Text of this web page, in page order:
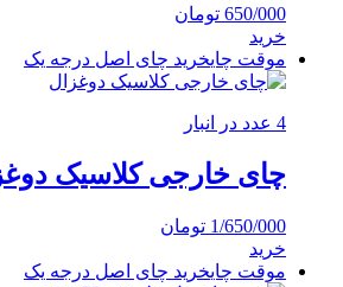
650/000 تومان
خرید
موقت چایخرید چای اصل درجه یک
4 عدد در انبار
چای خارجی کلاسیک
1/650/000 تومان
خرید
موقت چایخرید چای اصل درجه یک